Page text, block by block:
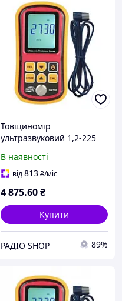
Товщиномір
ультразвуковий 1,2-225
В наявності
від813₴/міс
4 875.60₴
Купити
РАДІО SHOP 89%